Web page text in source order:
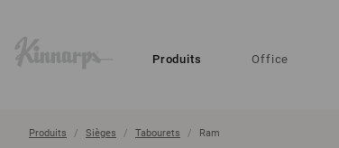
Produits Office
Produits Sièges Tabourets Ram